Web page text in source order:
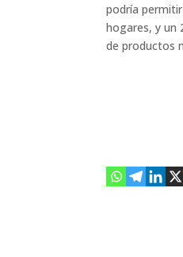
podría
hogares, y un
de productos